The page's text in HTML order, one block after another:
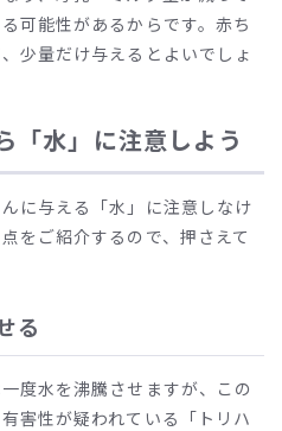
可能性があるからです。赤ち
少量だけ与えるとよいでしょ
「水」に注意しよう
に与える「水」に注意しなけ
をご紹介するので、押さえて
る
度水を沸騰させますが、この
害性が疑われている「トリハ